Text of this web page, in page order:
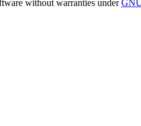
without warranties under